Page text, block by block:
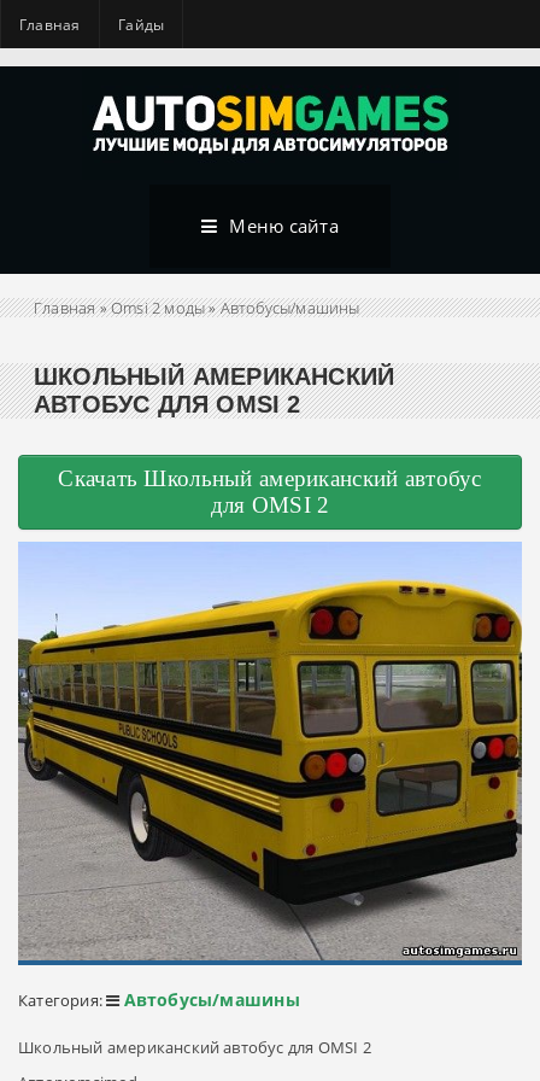
Главная Гайды
Меню сайта
Главная»Omsi 2 моды»Автобусы/машины
ШКОЛЬНЫЙ АМЕРИКАНСКИЙ
АВТОБУС ДЛЯ OMSI 2
Скачать Школьный американский автобус
для OMSI 2
Категория: Автобусы/машины
Школьный американский автобус для OMSI 2